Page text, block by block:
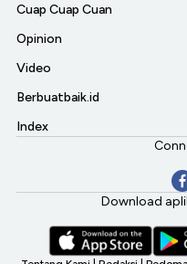
Cuap Cuap Cuan
Opinion
Video
Berbuatbaik.id
Index
Download